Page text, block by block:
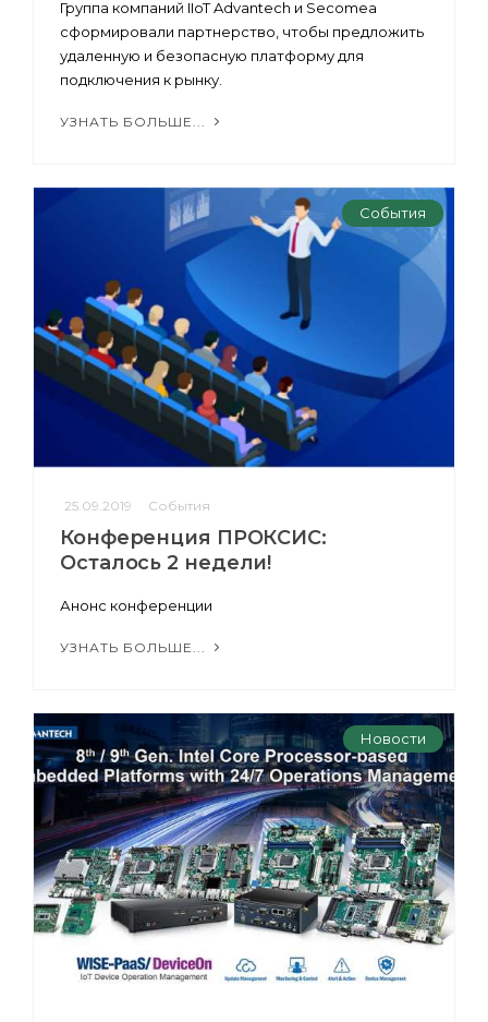
Группа компаний IIoT Advantech и Secomea
сформировали партнерство, чтобы предложить
удаленную и безопасную платформу для
подключения к рынку.
УЗНАТЬ БОЛЬШЕ...
События
25.09.2019 События
Конференция ПРОКСИС:
Осталось 2 недели!
Анонс конференции
УЗНАТЬ БОЛЬШЕ...
Новости